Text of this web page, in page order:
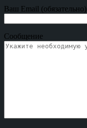
Ваш Email (обязательно)
Сообщение